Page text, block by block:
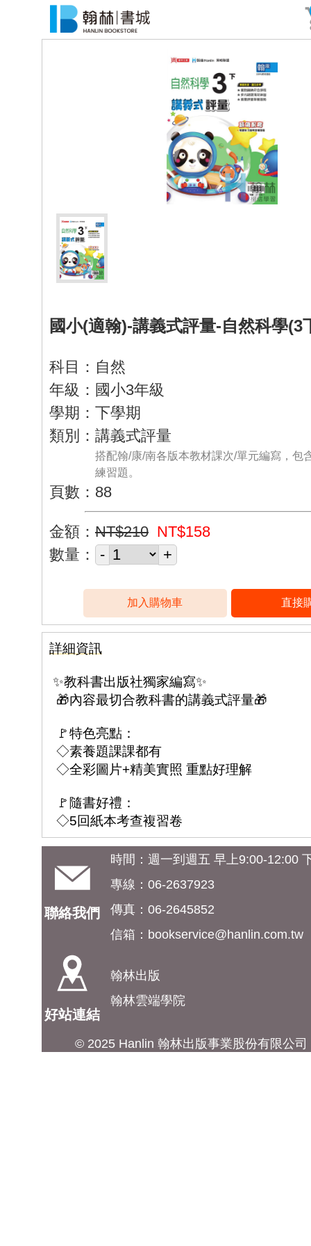
國小(適翰)-講義式評量-自然科學(3
科目：自然
年級：國小3年級
學期：下學期
類別：講義式評量
搭配翰/康/南各版本教材課次/單元編寫，包
練習題。
頁數：88
金額： NT$210 NT$158
數量：
詳細資訊
✨教科書出版社獨家編寫✨
🎁內容最切合教科書的講義式評量🎁
🚩特色亮點：
◇素養題課課都有
◇全彩圖片+精美實照 重點好理解
🚩隨書好禮：
◇5回紙本考查複習卷
聯絡我們
時間：週一到週五 早上9:00-12:00
專線：06-2637923
傳真：06-2645852
信箱： bookservice@hanlin.com.tw
好站連結
翰林出版
翰林雲端學院
© 2025 Hanlin 翰林出版事業股份有限公司